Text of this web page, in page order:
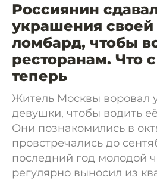
Россиянин
украшения
ломбард, чтобы
ресторанам. Что
теперь
Житель Москвы воровал
девушки, чтобы водить
Они познакомились в
провстречались до
последний год молодой
регулярно выносил из